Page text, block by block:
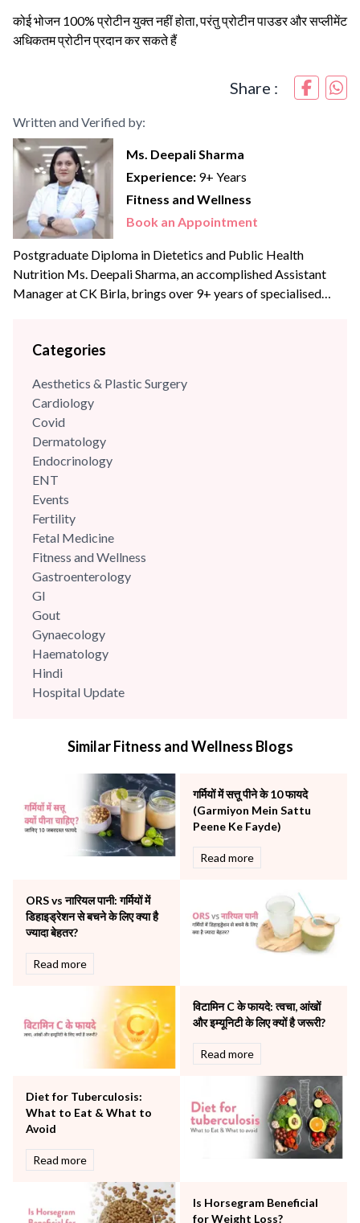
कोई भोजन 100% प्रोटीन युक्त नहीं होता, परंतु प्रोटीन पाउडर और सप्लीमेंट
अधिकतम प्रोटीन प्रदान कर सकते हैं
Share :
Written and Verified by:
Ms. Deepali Sharma
Experience: 9+ Years
Fitness and Wellness
Book an Appointment
Postgraduate Diploma in Dietetics and Public Health
Nutrition Ms. Deepali Sharma, an accomplished Assistant
Manager at CK Birla, brings over 9+ years of specialised
leveraged her skills to enhance wellness programs and
Categories
Aesthetics & Plastic Surgery
Cardiology
Covid
Dermatology
Endocrinology
ENT
Events
Fertility
Fetal Medicine
Fitness and Wellness
Gastroenterology
GI
Gout
Gynaecology
Haematology
Hindi
Hospital Update
Mental Health
Neonatology & Paediatrics
Nephrology & Dialysis
Neurology
Obstetrics
Pulmonology
Rheumatology
Robotic Precision
Surgery
The Oncology Centre
Urology
Vascular
Similar Fitness and Wellness Blogs
गर्मियों में सत्तू पीने के 10 फायदे
(Garmiyon Mein Sattu
Peene Ke Fayde)
Read more
ORS vs नारियल पानी: गर्मियों में
डिहाइड्रेशन से बचने के लिए क्या है
ज्यादा बेहतर?
Read more
विटामिन C के फायदे: त्वचा, आंखों
और इम्यूनिटी के लिए क्यों है जरूरी?
Read more
Diet for Tuberculosis:
What to Eat & What to
Avoid
Read more
Is Horsegram Beneficial
for Weight Loss?